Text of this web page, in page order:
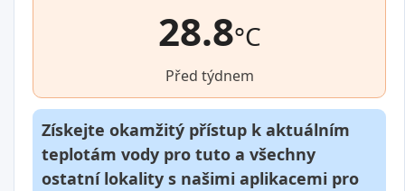
28.8°C
Před týdnem
Získejte okamžitý přístup k aktuálním
teplotám vody pro tuto a všechny
ostatní lokality s našimi aplikacemi pro